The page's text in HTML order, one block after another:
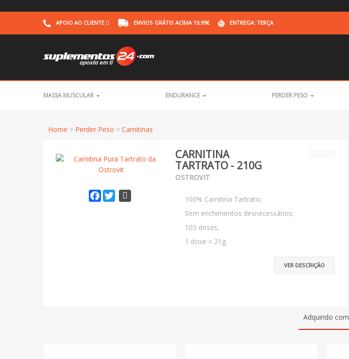
APOIO AO CLIENTE ENVIOS GRÁTIS ACIMA 19,99€ ENTREGA: TERÇA
MASSA MUSCULAR ENDURANCE PERDER PESO
Home > Perder Peso > Carnitinas
Facebook
Twitter
CARNITINA
TARTRATO - 210G
OSTROVIT
100% Carnitina Tartrato;
Sem enchimentos desnecessários;
105 doses;
1 dose = 21g.
VER DESCRIÇÃO
Adquirido com